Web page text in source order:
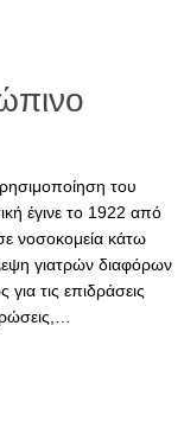
του
έγινε το 1922 από
νοσοκομεία κάτω
γιατρών διαφόρων
τις επιδράσεις